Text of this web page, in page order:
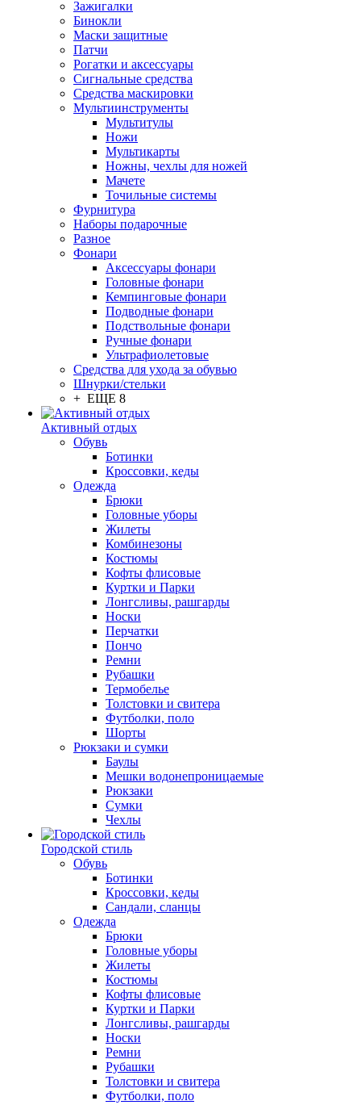
Зажигалки
Бинокли
Маски защитные
Патчи
Рогатки и аксессуары
Сигнальные средства
Средства маскировки
Мультиинструменты
Мультитулы
Ножи
Мультикарты
Ножны, чехлы для ножей
Мачете
Точильные системы
Фурнитура
Наборы подарочные
Разное
Фонари
Аксессуары фонари
Головные фонари
Кемпинговые фонари
Подводные фонари
Подствольные фонари
Ручные фонари
Ультрафиолетовые
Средства для ухода за обувью
Шнурки/стельки
+ ЕЩЕ 8
Активный отдых
Обувь
Ботинки
Кроссовки, кеды
Одежда
Брюки
Головные уборы
Жилеты
Комбинезоны
Костюмы
Кофты флисовые
Куртки и Парки
Лонгсливы, рашгарды
Носки
Перчатки
Пончо
Ремни
Рубашки
Термобелье
Толстовки и свитера
Футболки, поло
Шорты
Рюкзаки и сумки
Баулы
Мешки водонепроницаемые
Рюкзаки
Сумки
Чехлы
Городской стиль
Обувь
Ботинки
Кроссовки, кеды
Сандали, сланцы
Одежда
Брюки
Головные уборы
Жилеты
Костюмы
Кофты флисовые
Куртки и Парки
Лонгсливы, рашгарды
Носки
Ремни
Рубашки
Толстовки и свитера
Футболки, поло